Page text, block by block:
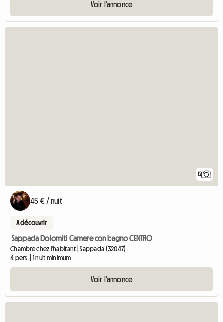
Voir l'annonce
12
45 € / nuit
A découvrir
Sappada Dolomiti Camere con bagno CENTRO
Chambre chez l'habitant | Sappada (32047)
4 pers. | 1 nuit minimum
Voir l'annonce